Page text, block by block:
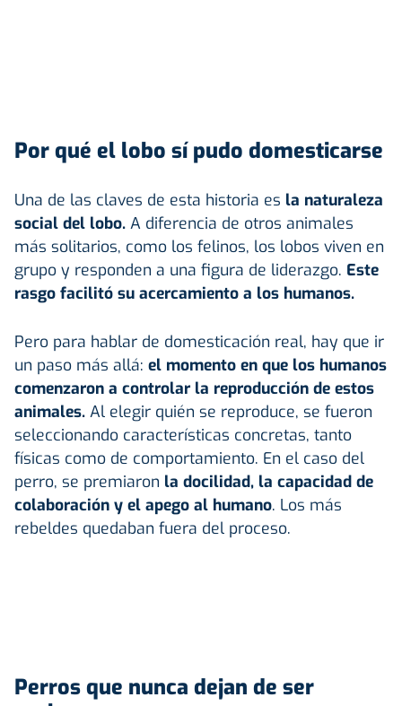
Por qué el lobo sí pudo domesticarse
Una de las claves de esta historia es la naturaleza
social del lobo. A diferencia de otros animales
más solitarios, como los felinos, los lobos viven en
grupo y responden a una figura de liderazgo. Este
rasgo facilitó su acercamiento a los humanos.
Pero para hablar de domesticación real, hay que ir
un paso más allá: el momento en que los humanos
comenzaron a controlar la reproducción de estos
animales. Al elegir quién se reproduce, se fueron
seleccionando características concretas, tanto
físicas como de comportamiento. En el caso del
perro, se premiaron la docilidad, la capacidad de
colaboración y el apego al humano. Los más
rebeldes quedaban fuera del proceso.
Perros que nunca dejan de ser